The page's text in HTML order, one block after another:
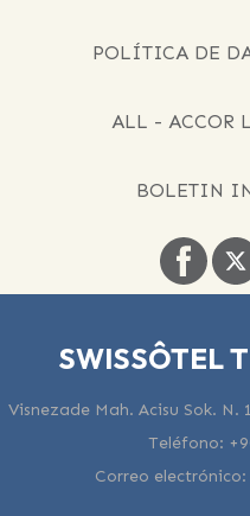
POLÍTICA DE
ALL - ACCOR
BOLETIN
SWISSÔTEL
Visnezade Mah. Acisu Sok.
Teléfono:
Correo electrónico: